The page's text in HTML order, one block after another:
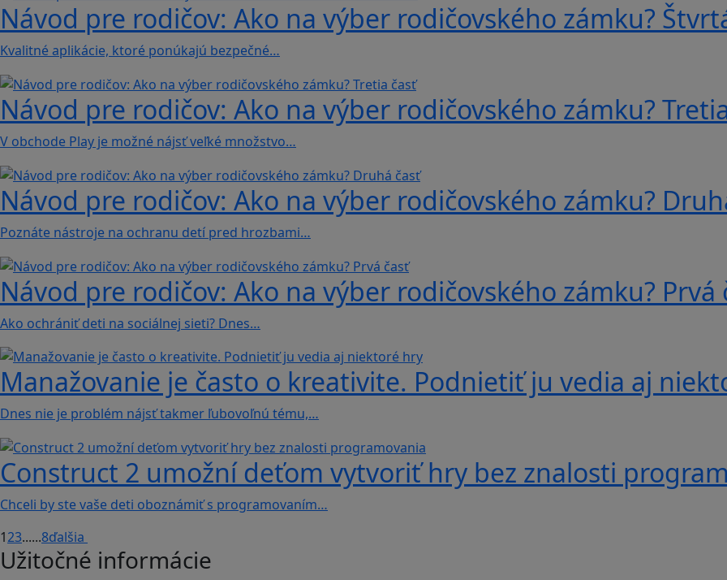
Návod pre rodičov: Ako na výber rodičovského zámku?
Kvalitné aplikácie, ktoré ponúkajú bezpečné…
Návod pre rodičov: Ako na výber rodičovského zámku?
V obchode Play je možné nájsť veľké množstvo…
Návod pre rodičov: Ako na výber rodičovského zámku?
Poznáte nástroje na ochranu detí pred hrozbami…
Návod pre rodičov: Ako na výber rodičovského zámku? Prvá
Ako ochrániť deti na sociálnej sieti? Dnes…
Manažovanie je často o kreativite. Podnietiť ju vedia aj
Dnes nie je problém nájsť takmer ľubovoľnú tému,…
Construct 2 umožní deťom vytvoriť hry bez znalosti
Chceli by ste vaše deti oboznámiť s programovaním…
123......8ďalšia
Užitočné informácie